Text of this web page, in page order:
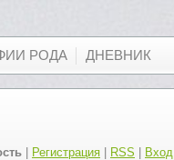
РОДА ДНЕВНИК
Регистрация RSS Вход